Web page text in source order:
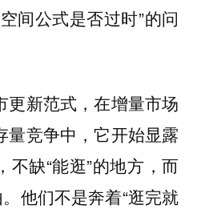
间公式是否过时”的问
更新范式，在增量市场
量竞争中，它开始显露
不缺“能逛”的地方，而
他们不是奔着“逛完就